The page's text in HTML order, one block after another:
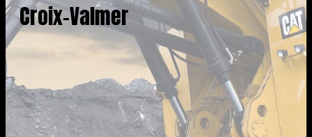
Croix-Valmer